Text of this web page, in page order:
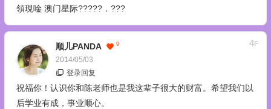
領現唫 澳门星际?????．???
顺儿PANDA 9
2014/05/03
4F
登录回复
祝福你！认识你和陈老师也是我这辈子很大的财富。希望我们以
后学业有成，事业顺心。